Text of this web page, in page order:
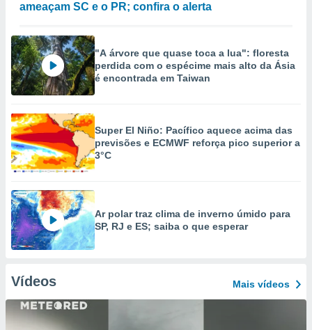
ameaçam SC e o PR; confira o alerta
"A árvore que quase toca a lua": floresta
perdida com o espécime mais alto da Ásia
é encontrada em Taiwan
Super El Niño: Pacífico aquece acima das
previsões e ECMWF reforça pico superior a
3°C
Ar polar traz clima de inverno úmido para
SP, RJ e ES; saiba o que esperar
Vídeos Mais vídeos